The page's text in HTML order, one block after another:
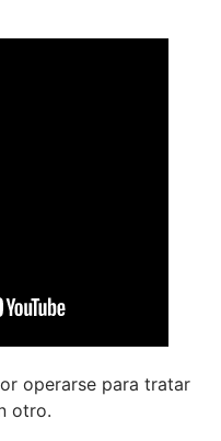
operarse para tratar
otro.